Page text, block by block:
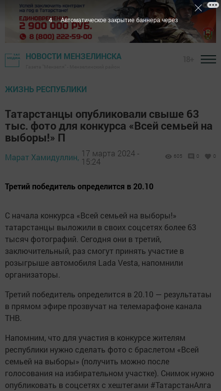
НОВОСТИ МЕНЗЕЛИНСКА
ЖИЗНЬ РЕСПУБЛИКИ
Татарстанцы опубликовали свыше 63
тыс. фото для конкурса «Всей семьей на
выборы!» П
Марат Хамидуллин, 17 марта 2024 -
15:24
605 0 0
Третий победитель определится в 20.10
С начала конкурса «Всей семьей на выборы!»
татарстанцы выложили в своих соцсетях более 63
тысяч фотографий. Сегодня они в третий,
заключительный, раз смогут принять участие в
розыгрыше автомобиля Lada Vesta, напомнили
организаторы.
Третий победитель определится в 20.10 — результатаы
в прямом эфире прозвучат на телемарафоне канала
ТНВ.
Напомним, что для участия в конкурсе жителям
республики нужно сделать фото с браслетом «Всей
семьей на выборы» (получить можно после
голосования на избирательном участке). Снимок нужно
опубликовать в соцсетях с хештегами #ТатарстанАлга
3 Автоматическое закрытие баннера через